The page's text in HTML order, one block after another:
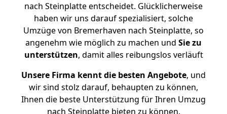
nach Steinplatte entscheidet. Glücklicherweise
haben wir uns darauf spezialisiert, solche
Umzüge von Bremerhaven nach Steinplatte, so
angenehm wie möglich zu machen und Sie zu
unterstützen, damit alles reibungslos verläuft
Unsere Firma kennt die besten Angebote, und
wir sind stolz darauf, behaupten zu können,
Ihnen die beste Unterstützung für Ihren Umzug
nach Steinplatte bieten zu können.